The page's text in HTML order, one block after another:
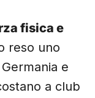
fisica e
reso uno
e
a club